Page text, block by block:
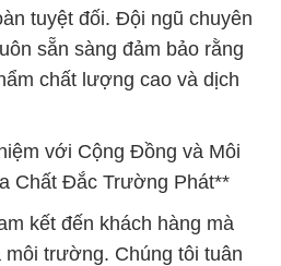
tuyệt đối. Đội ngũ chuyên
sẵn sàng đảm bảo rằng
chất lượng cao và dịch
với Cộng Đồng và Môi
Chất Đắc Trường Phát**
kết đến khách hàng mà
trường. Chúng tôi tuân